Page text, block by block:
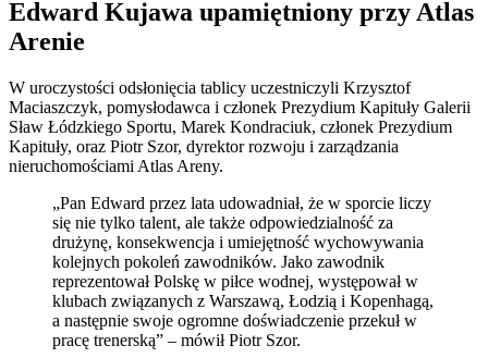
Edward Kujawa upamiętniony przy Atlas
Arenie
W uroczystości odsłonięcia tablicy uczestniczyli Krzysztof
Maciaszczyk, pomysłodawca i członek Prezydium Kapituły Galerii
Sław Łódzkiego Sportu, Marek Kondraciuk, członek Prezydium
Kapituły, oraz Piotr Szor, dyrektor rozwoju i zarządzania
nieruchomościami Atlas Areny.
„Pan Edward przez lata udowadniał, że w sporcie liczy
się nie tylko talent, ale także odpowiedzialność za
drużynę, konsekwencja i umiejętność wychowywania
kolejnych pokoleń zawodników. Jako zawodnik
reprezentował Polskę w piłce wodnej, występował w
klubach związanych z Warszawą, Łodzią i Kopenhagą,
a następnie swoje ogromne doświadczenie przekuł w
pracę trenerską” – mówił Piotr Szor.